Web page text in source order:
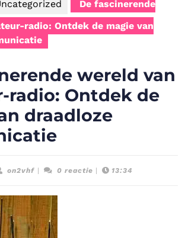
De fascinerende
radio: Ontdek de magie van
wereld van
radio: Ontdek de
draadloze
on2vhfon2vhf0 reactie 13:34